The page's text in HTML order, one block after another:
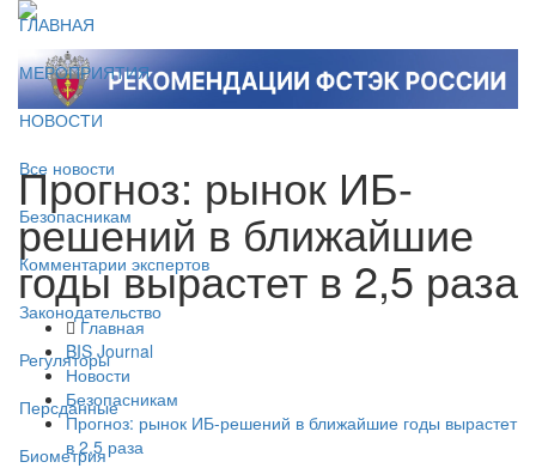
ГЛАВНАЯ
МЕРОПРИЯТИЯ
НОВОСТИ
Все новости
Безопасникам
Комментарии экспертов
Законодательство
Регуляторы
Персданные
Биометрия
Прогноз: рынок ИБ-
решений в ближайшие
годы вырастет в 2,5 раза
Главная
BIS Journal
Новости
Безопасникам
Прогноз: рынок ИБ-решений в ближайшие годы вырастет
в 2,5 раза